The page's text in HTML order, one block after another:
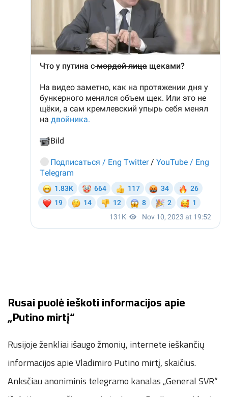
Rusai puolė ieškoti informacijos apie
„Putino mirtį“
Rusijoje ženkliai išaugo žmonių, internete ieškančių
informacijos apie Vladimiro Putino mirtį, skaičius.
Anksčiau anoniminis telegramo kanalas „General SVR“